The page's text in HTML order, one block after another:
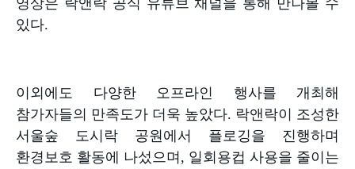
있다.
이외에도 다양한 오프라인 행사를 개최해
참가자들의 만족도가 더욱 높았다. 락앤락이 조성한
서울숲 도시락 공원에서 플로깅을 진행하며
환경보호 활동에 나섰으며 , 일회용컵 사용을 줄이는